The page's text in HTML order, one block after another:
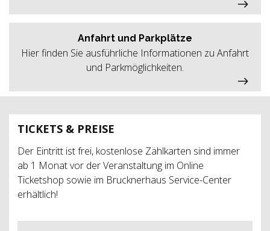
TICKETS & PREISE
Der Eintritt ist frei, kostenlose Zählkarten sind immer
ab 1 Monat vor der Veranstaltung im Online
Ticketshop sowie im Brucknerhaus Service-Center
erhältlich!
Anfahrt und Parkplätze
Hier finden Sie ausführliche Informationen zu Anfahrt
und Parkmöglichkeiten.